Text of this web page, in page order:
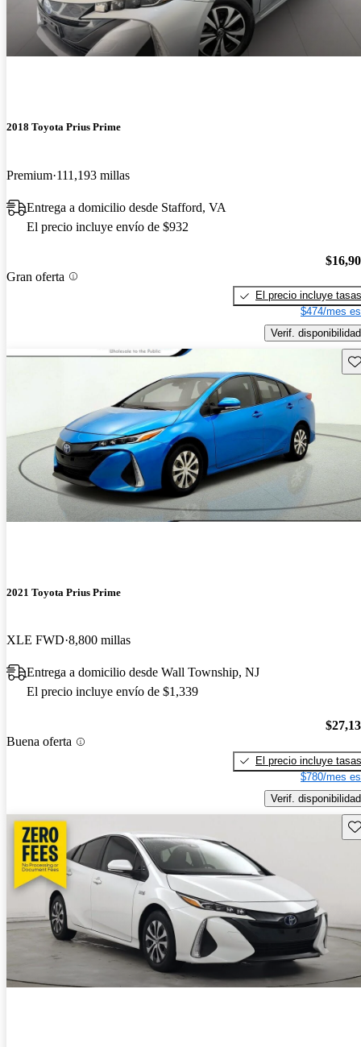
2018 Toyota Prius Prime
Premium 111,193 millas
Entrega a domicilio desde Stafford, VA
El precio incluye envío de $932
Gran oferta
El precio incluye tasas
$474/mes
Verif. disponibilidad
2021 Toyota Prius Prime
XLE FWD 8,800 millas
Entrega a domicilio desde Wall Township, NJ
El precio incluye envío de $1,339
Buena oferta
El precio incluye tasas
$780/mes
Verif. disponibilidad